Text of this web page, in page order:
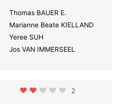
Thomas BAUER E.
Marianne Beate KIELLAND
Yeree SUH
Jos VAN IMMERSEEL
2